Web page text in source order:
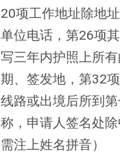
20项工作地址除地
单位电话，第26项
写三年内护照上所
期、签发地，第32
线路或出境后所到
称，申请人签名处
需注上姓名拼音）